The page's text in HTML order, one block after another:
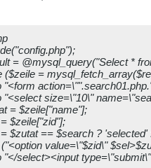
= @mysql_query("Select *
($zeile =
"<form
"<select size=\"10\"
= $zeile["name"];
$zeile["zid"];
$zutat == $search ? 'selected'
value=\"$zid\"
"</select><input